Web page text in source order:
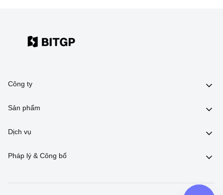
Công ty
Sản phẩm
Dịch vụ
Pháp lý & Công bố